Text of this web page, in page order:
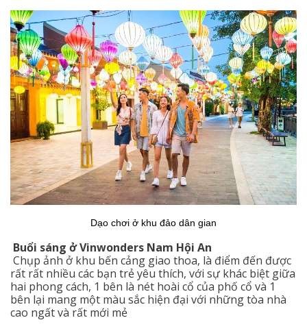
Dạo chơi ở khu đảo dân gian
Buổi sáng ở Vinwonders Nam Hội An
Chụp ảnh ở khu bến cảng giao thoa, là điểm đến được
rất rất nhiều các bạn trẻ yêu thích, với sự khác biệt giữa
hai phong cách, 1 bên là nét hoài cổ của phố cổ và 1
bên lại mang một màu sắc hiện đại với những tòa nhà
cao ngất và rất mới mẻ